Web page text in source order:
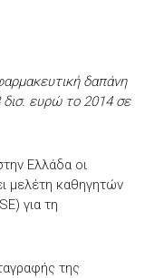
δαπάνη
δισ. ευρώ το 2014 σε
Ελλάδα οι
μελέτη καθηγητών
για τη
της